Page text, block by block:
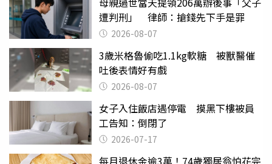
遭判刑」 律師：搶錢先下手是罪
2026-08-07
3歲米格魯偷吃1.1kg軟糖 被獸醫催
吐後表情好有戲
2026-08-07
女子入住飯店遇停電 摸黑下樓被員
工告知：倒閉了
2026-07-17
每月退休金逾3萬！74歲獨居翁怕花完